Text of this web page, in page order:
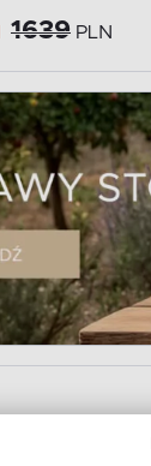
1639 PLN